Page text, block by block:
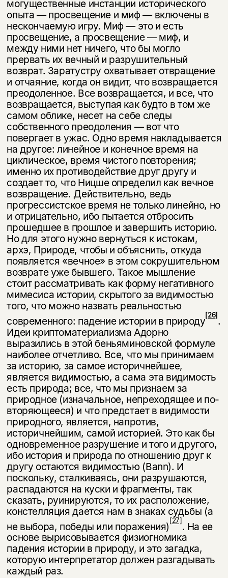
могущественные инстанции исторического
опыта — просвещение и миф — включены в
нескончаемую игру. Миф — это и есть
просвещение, а просвещение — миф, и
между ними нет ничего, что бы могло
прервать их вечный и разрушительный
возврат. Заратустру охватывает отвращение
и от­чаяние, когда он видит, что возвращается
преодоленное. Все возвращается, и все, что
возвращается, выступая как будто в том же
самом облике, несет на себе следы
собственного преодоления — вот что
повергает в ужас. Одно время накладывается
на другое: линейное и конечное время на
циклическое, время чистого повторения;
именно их противодействие друг другу и
создает то, что Ницше определил как вечное
возвращение. Действительно, ведь
прогрессистское время не только линейно, но
и отрицательно, ибо пытается отбросить
прошедшее в прошлое и завершить историю.
Но для этого нужно вернуться к истокам,
архэ, Природе, чтобы и объяснить, откуда
появляется «вечное» в этом сокрушительном
возврате уже бывшего. Такое мышление
стоит рас­сматривать как форму негативного
мимесиса истории, скрытого за види­мостью
того, что можно назвать реальностью
современного: падение истории в природу[26] .
Идеи криптоматериализма Адорно
выразились в этой беньяминовской формуле
наиболее отчетливо. Все, что мы принимаем
за историю, за самое историчнейшее,
является видимостью, а сама эта видимость
есть при­рода; все, что мы признаем за
природное (изначальное, непреходящее и по­
вторяющееся) и что предстает в видимости
природного, является, напротив,
историчнейшим, самой историей. Это как бы
одновременное разрушение и того и другого,
ибо история и природа по отношению друг к
другу остаются видимостью (Bann). И
поскольку, сталкиваясь, они разрушаются,
распада­ются на куски и фрагменты, так
сказать, руинируются, то их расположение,
констелляция дается нам в знаках судьбы (а
не выбора, победы или пораже­ния) [27]. На ее
основе вырисовывается физиогномика
падения истории в при­роду, и это загадка,
которую интерпретатор должен разгадывать
каждый раз.